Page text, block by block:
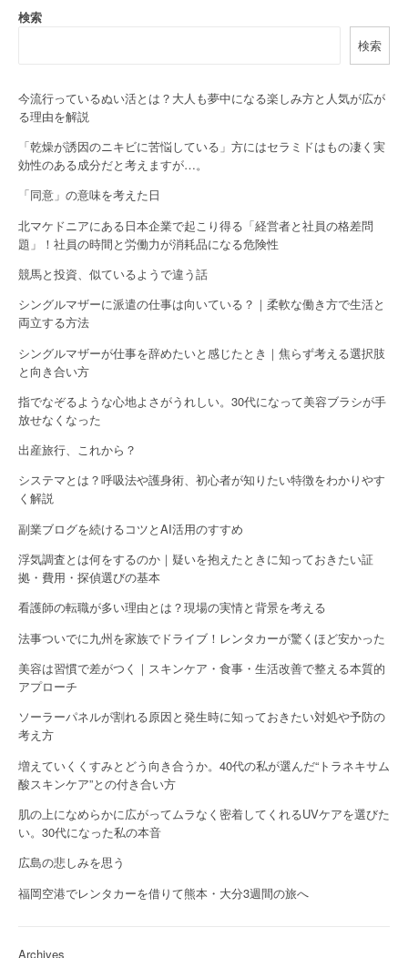
a
i
g
a
i
o
n
検索
検索
今流行っているぬい活とは？大人も夢中になる楽しみ方と人気が広が
る理由を解説
「乾燥が誘因のニキビに苦悩している」方にはセラミドはもの凄く実
効性のある成分だと考えますが…。
「同意」の意味を考えた日
北マケドニアにある日本企業で起こり得る「経営者と社員の格差問
題」！社員の時間と労働力が消耗品になる危険性
競馬と投資、似ているようで違う話
シングルマザーに派遣の仕事は向いている？｜柔軟な働き方で生活と
両立する方法
シングルマザーが仕事を辞めたいと感じたとき｜焦らず考える選択肢
と向き合い方
指でなぞるような心地よさがうれしい。30代になって美容ブラシが手
放せなくなった
出産旅行、これから？
システマとは？呼吸法や護身術、初心者が知りたい特徴をわかりやす
く解説
副業ブログを続けるコツとAI活用のすすめ
浮気調査とは何をするのか｜疑いを抱えたときに知っておきたい証
拠・費用・探偵選びの基本
看護師の転職が多い理由とは？現場の実情と背景を考える
法事ついでに九州を家族でドライブ！レンタカーが驚くほど安かった
美容は習慣で差がつく｜スキンケア・食事・生活改善で整える本質的
アプローチ
ソーラーパネルが割れる原因と発生時に知っておきたい対処や予防の
考え方
増えていくくすみとどう向き合うか。40代の私が選んだ“トラネキサム
酸スキンケア”との付き合い方
肌の上になめらかに広がってムラなく密着してくれるUVケアを選びた
い。30代になった私の本音
広島の悲しみを思う
福岡空港でレンタカーを借りて熊本・大分3週間の旅へ
Archives